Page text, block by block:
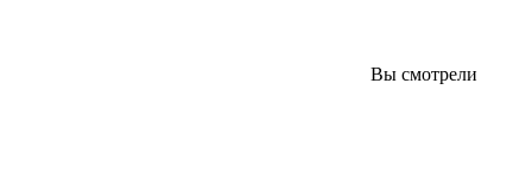
Вы смотрели